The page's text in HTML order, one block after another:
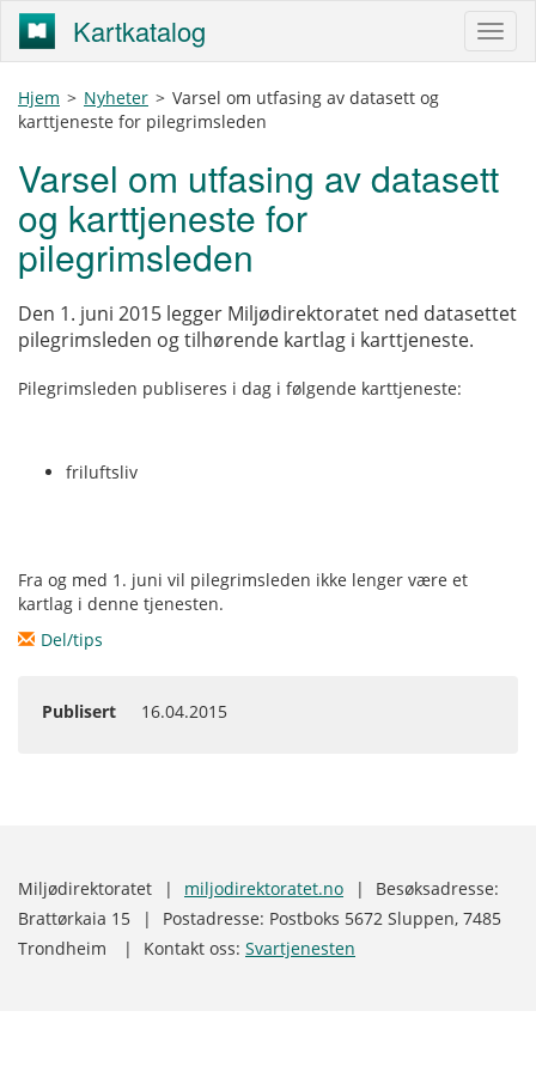
Kartkatalog
Hjem > Nyheter > Varsel om utfasing av datasett og
karttjeneste for pilegrimsleden
Varsel om utfasing av datasett
og karttjeneste for
pilegrimsleden
Den 1. juni 2015 legger Miljødirektoratet ned datasettet
pilegrimsleden og tilhørende kartlag i karttjeneste.
Pilegrimsleden publiseres i dag i følgende karttjeneste:
friluftsliv
Fra og med 1. juni vil pilegrimsleden ikke lenger være et
kartlag i denne tjenesten.
Del/tips
Publisert 16.04.2015
Miljødirektoratet | miljodirektoratet.no |
Besøksadresse:
Brattørkaia 15
|
Postadresse: Postboks 5672 Sluppen, 7485
Trondheim
| Kontakt oss: Svartjenesten